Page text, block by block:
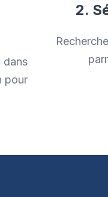
dans
pour
2.